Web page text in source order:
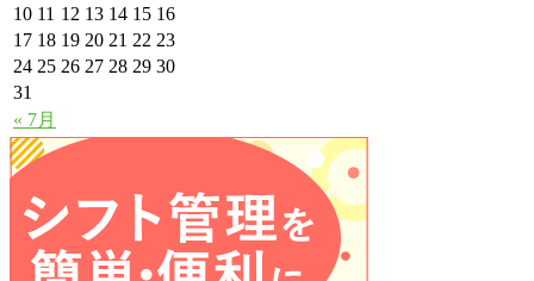
« 7月
10 11 12 13 14 15 16
17 18 19 20 21 22 23
24 25 26 27 28 29 30
31